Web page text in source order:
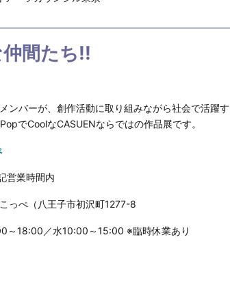
間たち!!
ンバーが、創作活動に取り組みながら社会で活躍
でCoolなCASUENならではの作品展です。
営業時間内
っぺ（八王子市初沢町1277-8
～18:00／水10:00～15:00 ※臨時休業あり